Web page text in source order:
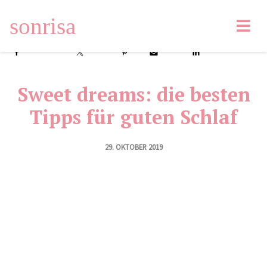
sonrisa
Sweet dreams: die besten
Tipps für guten Schlaf
29. OKTOBER 2019